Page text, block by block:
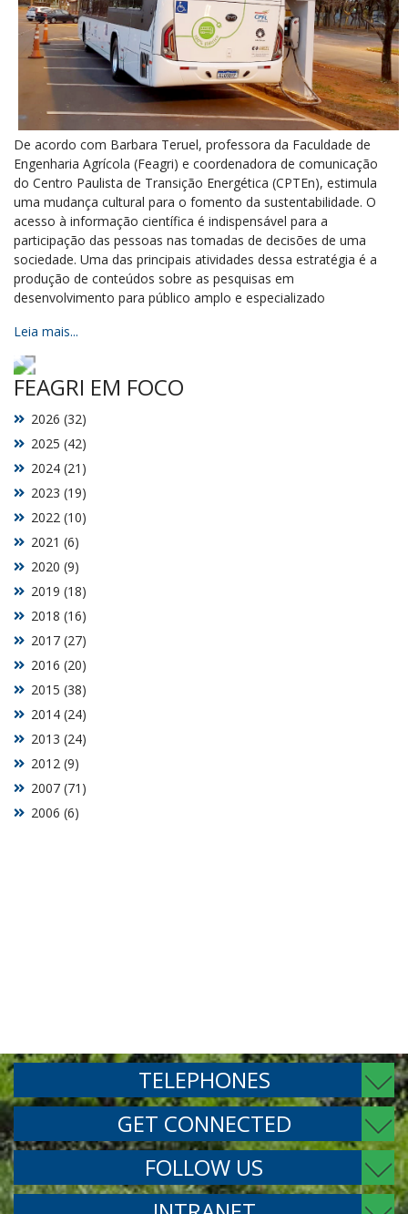
De acordo com Barbara Teruel, professora da Faculdade de
Engenharia Agrícola (Feagri) e coordenadora de comunicação
do Centro Paulista de Transição Energética (CPTEn), estimula
uma mudança cultural para o fomento da sustentabilidade. O
acesso à informação científica é indispensável para a
participação das pessoas nas tomadas de decisões de uma
sociedade. Uma das principais atividades dessa estratégia é a
produção de conteúdos sobre as pesquisas em
desenvolvimento para público amplo e especializado
Leia mais...
FEAGRI EM FOCO
2006 (6)
2007 (71)
2012 (9)
2013 (24)
2014 (24)
2015 (38)
2016 (20)
2017 (27)
2018 (16)
2019 (18)
2020 (9)
2021 (6)
2022 (10)
2023 (19)
2024 (21)
2025 (42)
2026 (32)
TELEPHONES
GET CONNECTED
FOLLOW US